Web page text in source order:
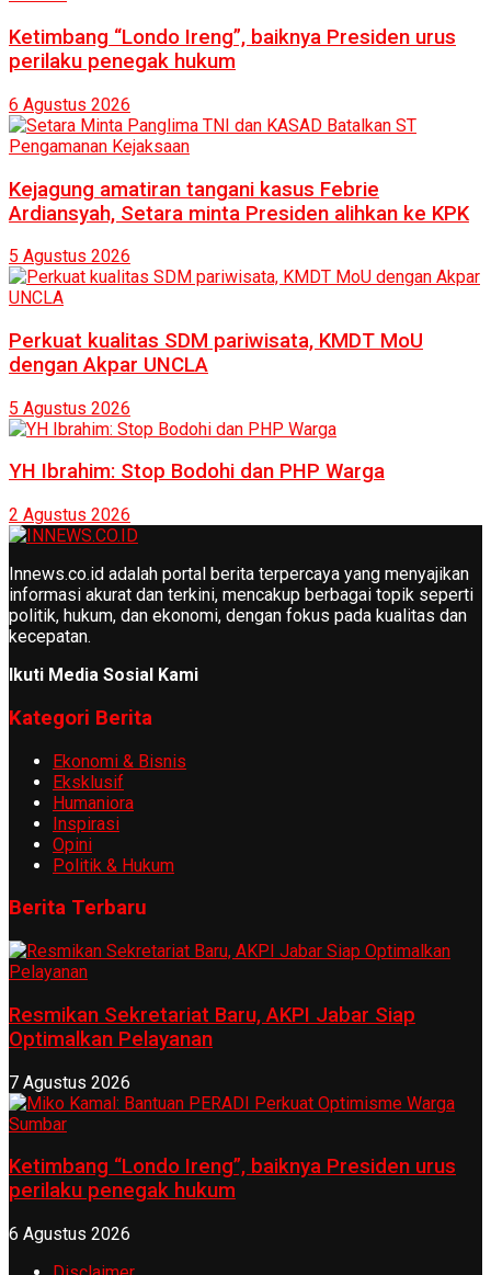
Ketimbang “Londo Ireng”, baiknya Presiden urus
perilaku penegak hukum
6 Agustus 2026
Kejagung amatiran tangani kasus Febrie
Ardiansyah, Setara minta Presiden alihkan ke KPK
5 Agustus 2026
Perkuat kualitas SDM pariwisata, KMDT MoU
dengan Akpar UNCLA
5 Agustus 2026
YH Ibrahim: Stop Bodohi dan PHP Warga
2 Agustus 2026
Innews.co.id adalah portal berita terpercaya yang menyajikan
informasi akurat dan terkini, mencakup berbagai topik seperti
politik, hukum, dan ekonomi, dengan fokus pada kualitas dan
kecepatan.
Ikuti Media Sosial Kami
Kategori Berita
Ekonomi & Bisnis
Eksklusif
Humaniora
Inspirasi
Opini
Politik & Hukum
Berita Terbaru
Resmikan Sekretariat Baru, AKPI Jabar Siap
Optimalkan Pelayanan
7 Agustus 2026
Ketimbang “Londo Ireng”, baiknya Presiden urus
perilaku penegak hukum
6 Agustus 2026